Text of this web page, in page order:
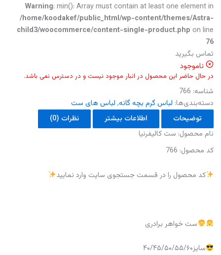
Warning: min(): Array must contain at least one element in
/home/koodakef/public_html/wp-content/themes/Astra-
child3/woocommerce/content-single-product.php on line
76
تماس بگیرید
ناموجود
در حال حاضر این محصول در انبار موجود نیست و در دسترس نمی باشد.
شناسه: 766
دسته‌بندی‌ها: لباس گرم بچه گانه, لباس های ست
توضیحات
اطلاعات بیشتر
نظرات (0)
نام محصول: ست کالیفرنیا
کد محصول: 766
کد محصول را در قسمت جستجوی سایت وارد نمایید
ست خواهر برادری
سایز۴۰/۴۵/۵۰/۵۵/۶۰